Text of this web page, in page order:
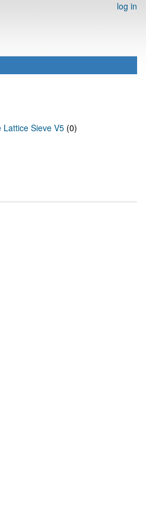
log in
Lattice Sieve V5 (0)